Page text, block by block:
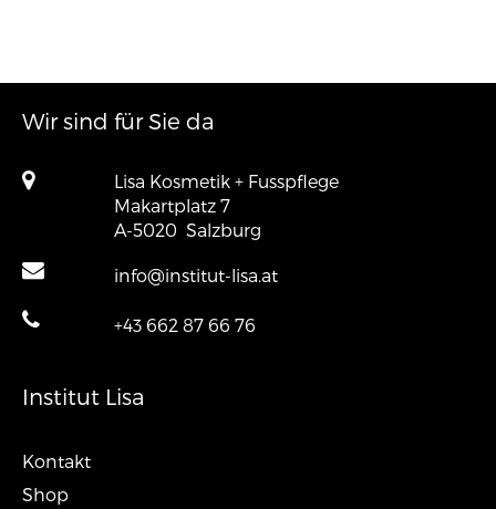
Wir sind für Sie da
Lisa Kosmetik + Fusspflege
Makartplatz 7
A-5020 Salzburg
info@institut-lisa.at
+43 662 87 66 76
Institut Lisa
Kontakt
Shop